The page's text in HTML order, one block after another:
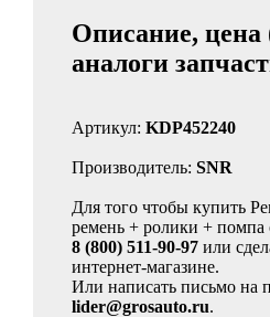
Описание, цена
аналоги
Артикул: KDP452240
Производитель: SNR
Для того чтобы купить
ремень + ролики + помпа
8 (800) 511-90-97 или
интернет-магазине.
Или написать письмо на
lider@grosauto.ru.